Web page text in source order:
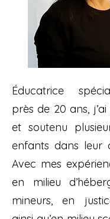
Éducatrice
près de 20 ans,
et soutenu
enfants dans leur
Avec mes
en milieu
mineurs, en